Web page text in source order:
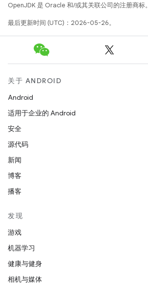
OpenJDK 是 Oracle 和/或其关联公司的注册商标。
最后更新时间 (UTC)：2026-05-26。
关于 ANDROID
Android
适用于企业的 Android
安全
源代码
新闻
博客
播客
发现
游戏
机器学习
健康与健身
相机与媒体